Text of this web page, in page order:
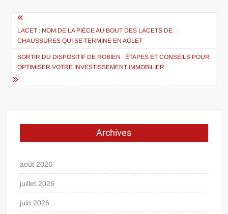
Navigation
de
l’article
LACET : NOM DE LA PIÈCE AU BOUT DES LACETS DE
CHAUSSURES QUI SE TERMINE EN AGLET
SORTIR DU DISPOSITIF DE ROBIEN : ÉTAPES ET CONSEILS POUR
OPTIMISER VOTRE INVESTISSEMENT IMMOBILIER
Archives
août 2026
juillet 2026
juin 2026